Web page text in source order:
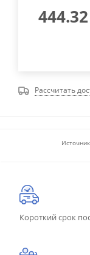
444.32
Рассчитать
Короткий срок